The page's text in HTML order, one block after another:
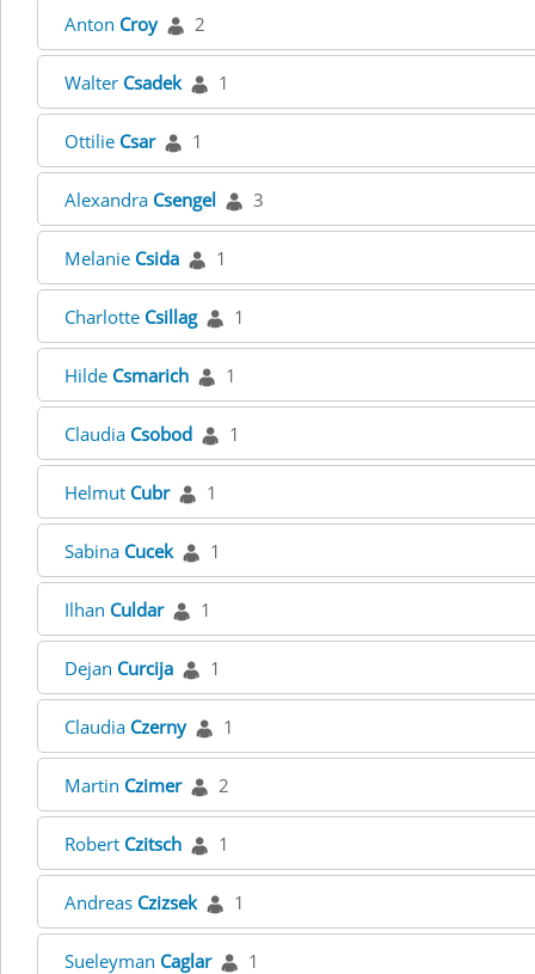
Anton Croy 2
Walter Csadek 1
Ottilie Csar 1
Alexandra Csengel 3
Melanie Csida 1
Charlotte Csillag 1
Hilde Csmarich 1
Claudia Csobod 1
Helmut Cubr 1
Sabina Cucek 1
Ilhan Culdar 1
Dejan Curcija 1
Claudia Czerny 1
Martin Czimer 2
Robert Czitsch 1
Andreas Czizsek 1
Sueleyman Caglar 1